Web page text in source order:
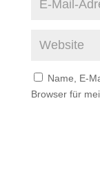
Name, E-
Browser für